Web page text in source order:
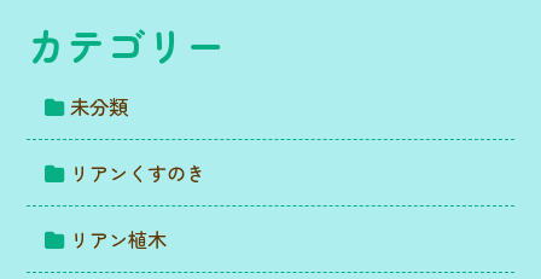
カテゴリー
未分類
リアンくすのき
リアン植木